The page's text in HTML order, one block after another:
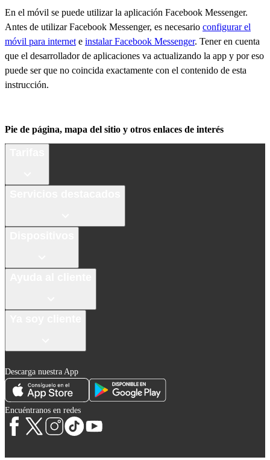
En el móvil se puede utilizar la aplicación Facebook Messenger.
Antes de utilizar Facebook Messenger, es necesario configurar el
móvil para internet e instalar Facebook Messenger. Tener en cuenta
que el desarrollador de aplicaciones va actualizando la app y por eso
puede ser que no coincida exactamente con el contenido de esta
instrucción.
Pie de página, mapa del sitio y otros enlaces de interés
Descarga nuestra App
Encuéntranos en redes